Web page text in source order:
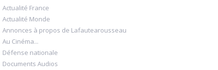
Actualité France
Actualité Monde
Annonces à propos de Lafautearousseau
Au Cinéma...
Défense nationale
Documents Audios